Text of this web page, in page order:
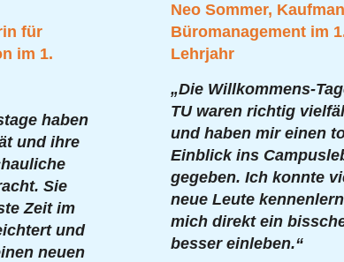
für
im 1.
haben
und ihre
Sie
Zeit im
und
neuen
Neo Sommer,
Büromanagement im
Lehrjahr
„Die Willkommens-
TU waren richtig
und haben mir einen
Einblick ins
gegeben. Ich konnte
neue Leute
mich direkt ein
besser einleben.“